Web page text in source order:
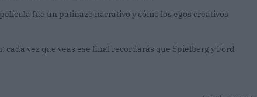
fue un patinazo narrativo y cómo los egos creativos
cada vez que veas ese final recordarás que Spielberg y Ford